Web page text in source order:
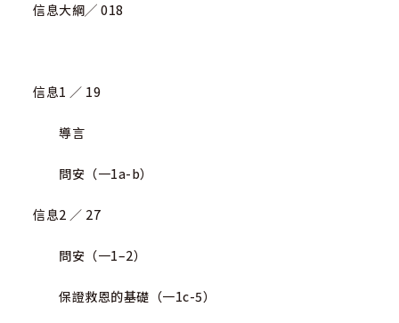
信息大綱╱ 018
信息1 ／ 19
導言
問安（一1a-b）
信息2 ／ 27
問安（一1–2）
保證救恩的基礎（一1c-5）